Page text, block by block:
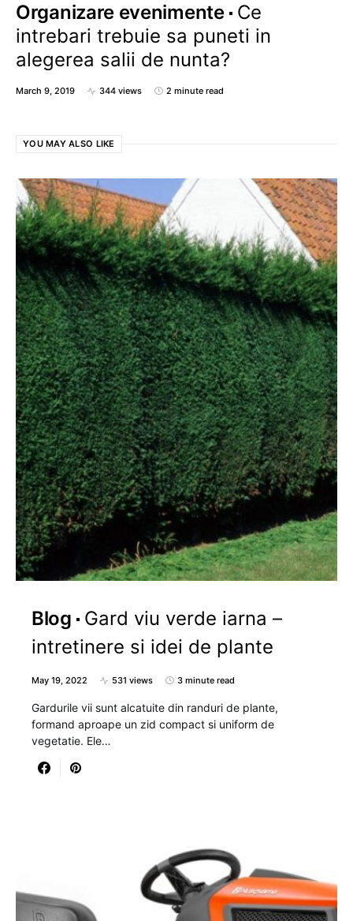
Organizare evenimente Ce
intrebari trebuie sa puneti in
alegerea salii de nunta?
March 9, 2019 344 views 2 minute read
YOU MAY ALSO LIKE
Blog
Gard viu verde iarna –
intretinere si idei de plante
May 19, 2022 531 views 3 minute read
Gardurile vii sunt alcatuite din randuri de plante,
formand aproape un zid compact si uniform de
vegetatie. Ele…